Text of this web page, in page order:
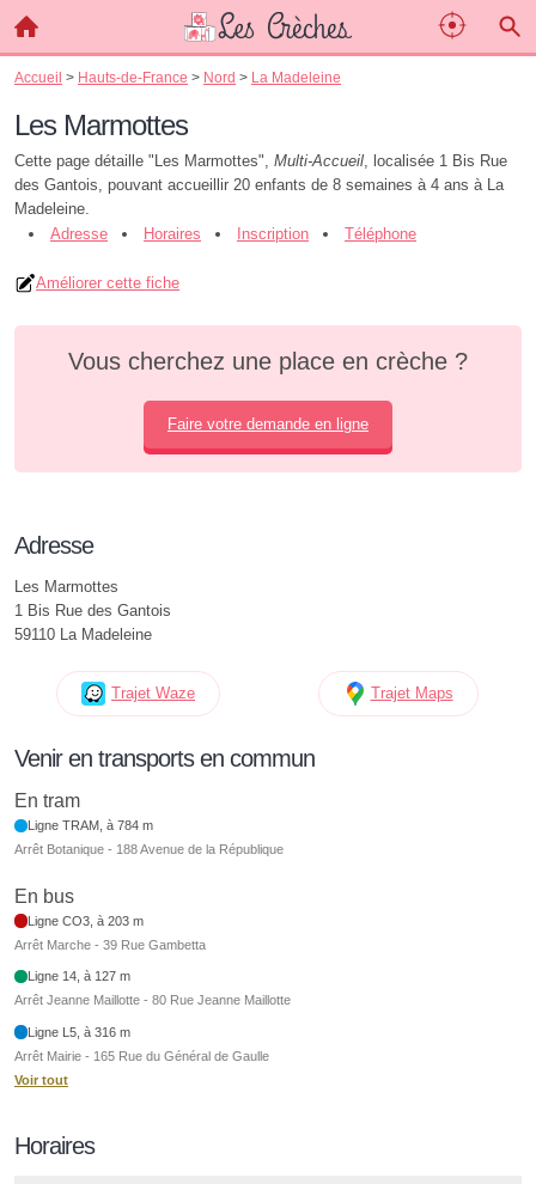
Accueil > Hauts-de-France > Nord > La Madeleine
Les Marmottes
Cette page détaille "Les Marmottes", Multi-Accueil, localisée 1 Bis Rue
des Gantois, pouvant accueillir 20 enfants de 8 semaines à 4 ans à La
Madeleine.
Adresse
Horaires Inscription Téléphone
Améliorer cette fiche
Vous cherchez une place en crèche ?
Faire votre demande en ligne
Adresse
Les Marmottes
1 Bis Rue des Gantois
59110 La Madeleine
Trajet Waze Trajet Maps
Venir en transports en commun
En tram
Ligne TRAM, à 784 m
Arrêt Botanique - 188 Avenue de la République
En bus
Ligne CO3, à 203 m
Arrêt Marche - 39 Rue Gambetta
Ligne 14, à 127 m
Arrêt Jeanne Maillotte - 80 Rue Jeanne Maillotte
Ligne L5, à 316 m
Arrêt Mairie - 165 Rue du Général de Gaulle
Voir tout
Horaires